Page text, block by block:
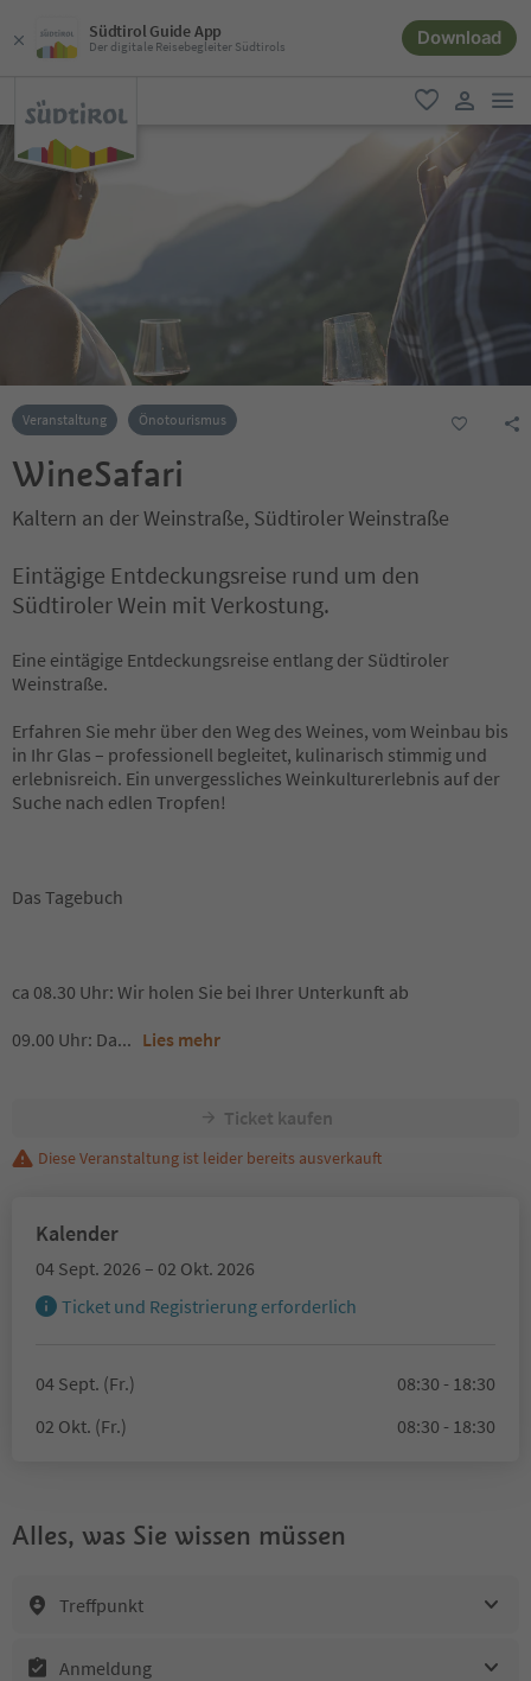
Südtirol Guide App
Der digitale Reisebegleiter Südtirols Download
favorit
user link
Veranstaltung Önotourismus
WineSafari
Kaltern an der Weinstraße, Südtiroler Weinstraße
Eintägige Entdeckungsreise rund um den
Südtiroler Wein mit Verkostung.
Eine eintägige Entdeckungsreise entlang der Südtiroler
Weinstraße.
Erfahren Sie mehr über den Weg des Weines, vom Weinbau bis
in Ihr Glas – professionell begleitet, kulinarisch stimmig und
erlebnisreich. Ein unvergessliches Weinkulturerlebnis auf der
Suche nach edlen Tropfen!
Das Tagebuch
ca 08.30 Uhr: Wir holen Sie bei Ihrer Unterkunft ab
09.00 Uhr: Da... Lies mehr
Ticket kaufen
Diese Veranstaltung ist leider bereits ausverkauft
Kalender
04 Sept. 2026 – 02 Okt. 2026
Ticket und Registrierung erforderlich
04 Sept. (Fr.)
08:30 - 18:30
02 Okt. (Fr.)
08:30 - 18:30
Alles, was Sie wissen müssen
Treffpunkt
Anmeldung